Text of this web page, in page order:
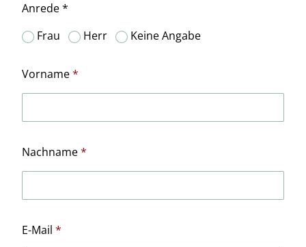
Anrede *
Frau
Herr Keine Angabe
Vorname
Nachname
E-Mail